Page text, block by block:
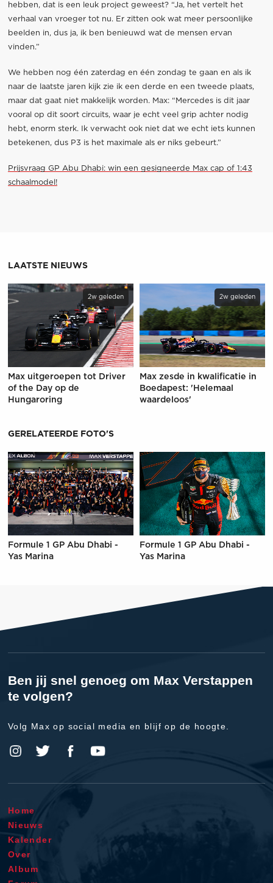
hebben, dat is een leuk project geweest? “Ja, het vertelt het
verhaal van vroeger tot nu. Er zitten ook wat meer persoonlijke
beelden in, dus ja, ik ben benieuwd wat de mensen ervan
vinden.”
We hebben nog één zaterdag en één zondag te gaan en als ik
naar de laatste jaren kijk zie ik een derde en een tweede plaats,
maar dat gaat niet makkelijk worden. Max: “Mercedes is dit jaar
vooral op dit soort circuits, waar je echt veel grip achter nodig
hebt, enorm sterk. Ik verwacht ook niet dat we echt iets kunnen
betekenen, dus P3 is het maximale als er niks gebeurt.”
Prijsvraag GP Abu Dhabi: win een gesigneerde Max cap of 1:43
schaalmodel!
LAATSTE NIEUWS
2w geleden
Max uitgeroepen tot Driver
of the Day op de
Hungaroring
2w geleden
Max zesde in kwalificatie in
Boedapest: 'Helemaal
waardeloos'
GERELATEERDE FOTO'S
Formule 1 GP Abu Dhabi -
Yas Marina
Formule 1 GP Abu Dhabi -
Yas Marina
Ben jij snel genoeg om Max Verstappen
te volgen?
Volg Max op social media en blijf op de hoogte.
Home
Nieuws
Kalender
Over
Album